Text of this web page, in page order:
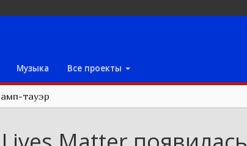
Музыка Все проекты
тауэр